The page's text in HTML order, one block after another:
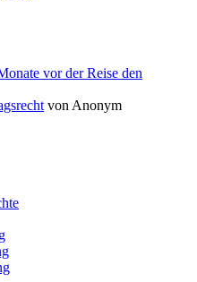
vor der Reise den
von Anonym